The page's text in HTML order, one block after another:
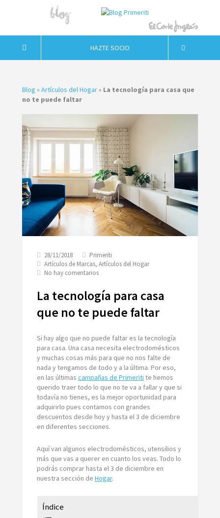
HAZTE SOCIO
Blog » Artículos del Hogar» La tecnología para casa que
no te puede faltar
28/11/2018
Primeriti
Artículos de Marcas, Artículos del Hogar
No hay comentariosen
tecnología
para
que
puede
faltar
La tecnología para casa
que no te puede faltar
Si hay algo que no puede faltar es la tecnología
para casa. Una casa necesita electrodomésticos
y muchas cosas más para que no nos falte de
nada y tengamos de todo y a la última. Por eso,
en las últimas campañas de Primeriti te hemos
querido traer todo lo que no te va a fallar y que si
todavía no tienes, es la mejor oportunidad para
adquirirlo pues contamos con grandes
descuentos desde hoy y hasta el 3 de diciembre
en diferentes secciones.
Aquí van algunos electrodomésticos, utensilios y
más que vas a querer en cuanto los veas. Todo lo
podrás comprar hasta el 3 de diciembre en
nuestra sección de Hogar.
Índice